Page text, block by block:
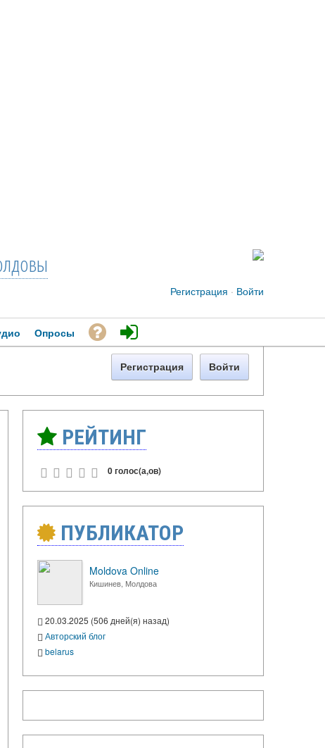
Регистрация · Войти
Опросы
Регистрация Войти
РЕЙТИНГ
0 голос(а,ов)
ПУБЛИКАТОР
Moldova Online
Кишинев, Молдова
20.03.2025 (506 дней(я) назад)
Авторский блог
belarus